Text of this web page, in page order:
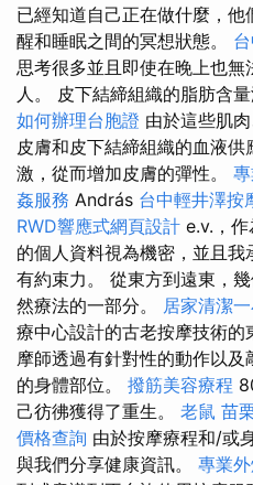
已經知道自己正在做什麼，
醒和睡眠之間的冥想狀態。
思考很多並且即使在晚上也
人。 皮下結締組織的脂肪含
如何辦理台胞證 由於這些肌
皮膚和皮下結締組織的血液
激，從而增加皮膚的彈性。
姦服務 András 台中輕井澤按
RWD響應式網頁設計 e.v.，
的個人資料視為機密，並且
有約束力。 從東方到遠東，
然療法的一部分。 居家清潔
療中心設計的古老按摩技術的
摩師透過有針對性的動作以
的身體部位。 撥筋美容療程
己彷彿獲得了重生。 老鼠 苗
價格查詢 由於按摩療程和/或
與我們分享健康資訊。 專業